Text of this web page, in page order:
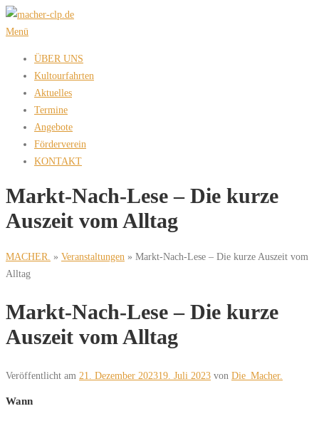
Zum
Inhalt
Menü
ÜBER UNS
Kultourfahrten
Aktuelles
Termine
Angebote
Förderverein
KONTAKT
Markt-Nach-Lese – Die kurze
Auszeit vom Alltag
MACHER. » Veranstaltungen » Markt-Nach-Lese – Die kurze Auszeit vom
Alltag
Markt-Nach-Lese – Die kurze
Auszeit vom Alltag
Veröffentlicht am 21. Dezember 202319. Juli 2023 von Die_Macher.
Wann